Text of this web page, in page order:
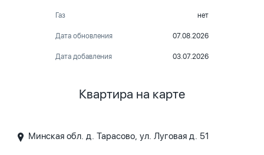
Газ нет
Дата обновления 07.08.2026
Дата добавления 03.07.2026
Квартира на карте
Минская обл. д. Тарасово, ул. Луговая д. 51